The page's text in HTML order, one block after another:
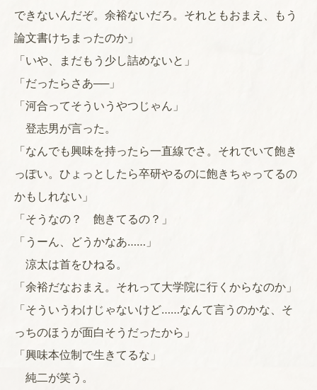
できないんだぞ。余裕ないだろ。それともおまえ、もう
論文書けちまったのか」
「いや、まだもう少し詰めないと」
「だったらさあ──」
「河合ってそういうやつじゃん」
登志男が言った。
「なんでも興味を持ったら一直線でさ。それでいて飽き
っぽい。ひょっとしたら卒研やるのに飽きちゃってるの
かもしれない」
「そうなの？ 飽きてるの？」
「うーん、どうかなあ……」
涼太は首をひねる。
「余裕だなおまえ。それって大学院に行くからなのか」
「そういうわけじゃないけど……なんて言うのかな、そ
っちのほうが面白そうだったから」
「興味本位制で生きてるな」
純二が笑う。